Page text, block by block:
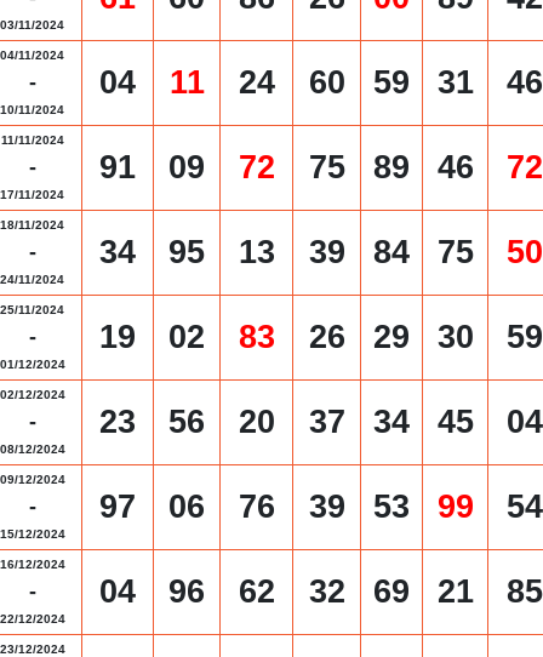
03/11/2024
04/11/2024
-
10/11/2024
04 11 24 60 59 31 46
11/11/2024
-
17/11/2024
91 09 72 75 89 46 72
18/11/2024
-
24/11/2024
34 95 13 39 84 75 50
25/11/2024
-
01/12/2024
19 02 83 26 29 30 59
02/12/2024
-
08/12/2024
23 56 20 37 34 45 04
09/12/2024
-
15/12/2024
97 06 76 39 53 99 54
16/12/2024
-
22/12/2024
04 96 62 32 69 21 85
23/12/2024